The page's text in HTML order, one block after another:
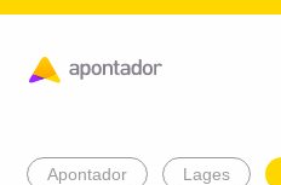
Apontador Lages